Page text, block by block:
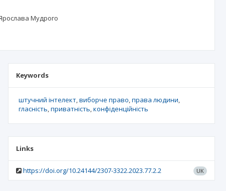
Мудрого
Keywords
штучний інтелект виборче право права людини
гласність приватність конфіденційність
Links
https://doi.org/10.24144/2307-3322.2023.77.2.2 UK